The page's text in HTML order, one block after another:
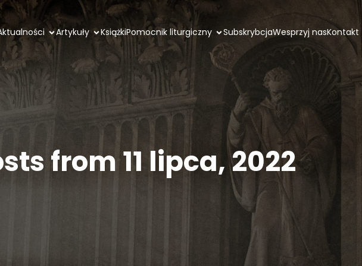
Artykuły KsiążkiPomocnik liturgiczny SubskrybcjaWesprzyj nasKontakt
from 11 lipca, 2022